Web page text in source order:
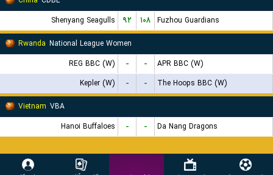
Shenyang Seagulls
۹۲ ۱۰۸ Fuzhou Guardians
Rwanda National League Women
REG BBC (W)
- -
APR BBC (W)
Kepler (W)
- -
The Hoops BBC (W)
Vietnam VBA
Hanoi Buffaloes
- - Da Nang Dragons